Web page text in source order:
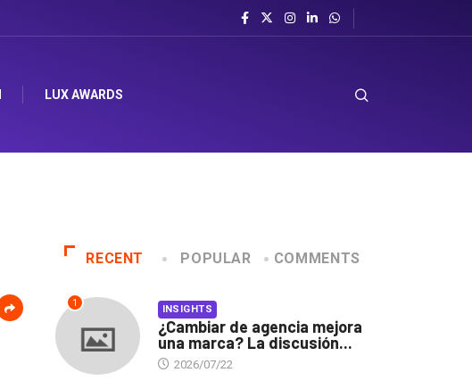
LUX AWARDS
RECENT POPULAR COMMENTS
1 INSIGHTS
¿Cambiar de agencia mejora
una marca? La discusión...
2026/07/22